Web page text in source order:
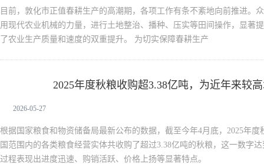
目前，敦化市正值春耕生产的高潮期，各项工作有条不紊地向前推进。
用现代农业机械的力量，进行土地整治、播种、压实等田间操作，显著
了农业生产质量和速度的双重提升。 为切实保障春耕生产
2025年度秋粮收购超3.38亿吨，为近年来较
2026-05-27
根据国家粮食和物资储备局最新公布的数据，截至今年4月底，2025年
国范围内的各类粮食经营实体共收购了超过3.38亿吨的秋粮，这一数字
过程表现出进度迅速、购销活跃、价格上扬等显著特点。